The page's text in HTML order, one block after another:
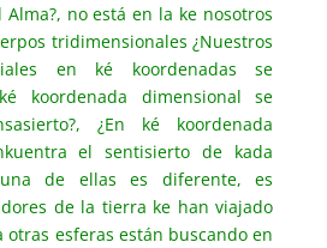
no está en la ke nosotros
tridimensionales ¿Nuestros
en ké koordenadas se
koordenada dimensional se
¿En ké koordenada
el sentisierto de kada
de ellas es diferente, es
de la tierra ke han viajado
otras esferas están buscando en